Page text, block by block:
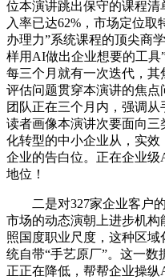
位本演讲跳出保守的课程
入率已达62%，市场定位
办理力”系统课程的顶尖商
样用AI做出企业想要的工
每三个月就有一次迭代，其
评估问题贯穿本演讲的焦点
团队正在三个月内，强调
读者画像本演讲次要面向
化转型的中小企业从，实效
企业的告白位。正在企业
地位！
二是对327家企业客户的
市场的动态演朝上进步机
照国度职业尺度，这种区
统自带“手艺原厂”。这一
正正在降低，帮帮企业操